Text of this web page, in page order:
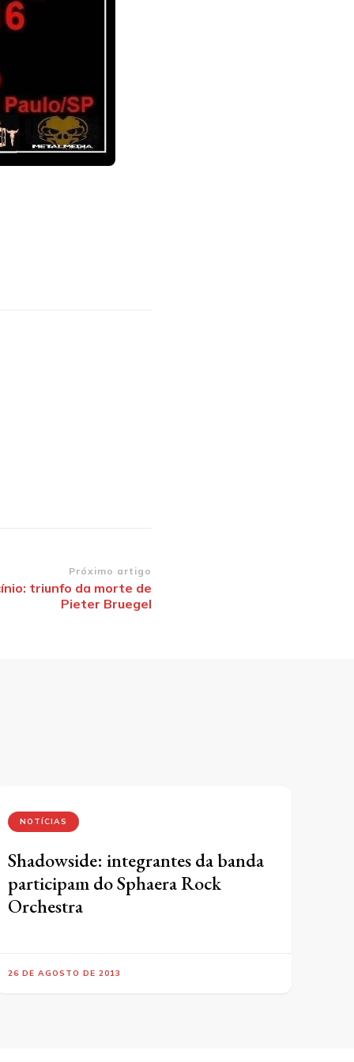
Próximo artigo
triunfo da morte de
Pieter Bruegel
NOTÍCIAS
Shadowside: integrantes da banda
participam do Sphaera Rock
Orchestra
26 DE AGOSTO DE 2013